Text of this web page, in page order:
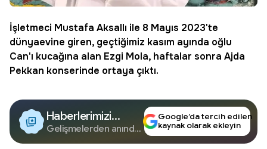
İşletmeci Mustafa Aksallı ile 8 Mayıs 2023'te
dünyaevine giren, geçtiğimiz kasım ayında oğlu
Can'ı kucağına alan Ezgi Mola, haftalar sonra Ajda
Pekkan konserinde ortaya çıktı.
Haberlerimizi
Google'da Takip
Edin
Gelişmelerden anında
Google’da tercih edilen
kaynak olarak ekleyin